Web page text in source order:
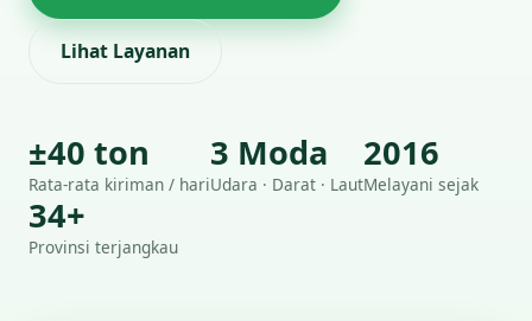
Lihat Layanan
±40 ton
Rata-rata kiriman / hari
3 Moda
Udara · Darat · Laut
2016
Melayani sejak
34+
Provinsi terjangkau